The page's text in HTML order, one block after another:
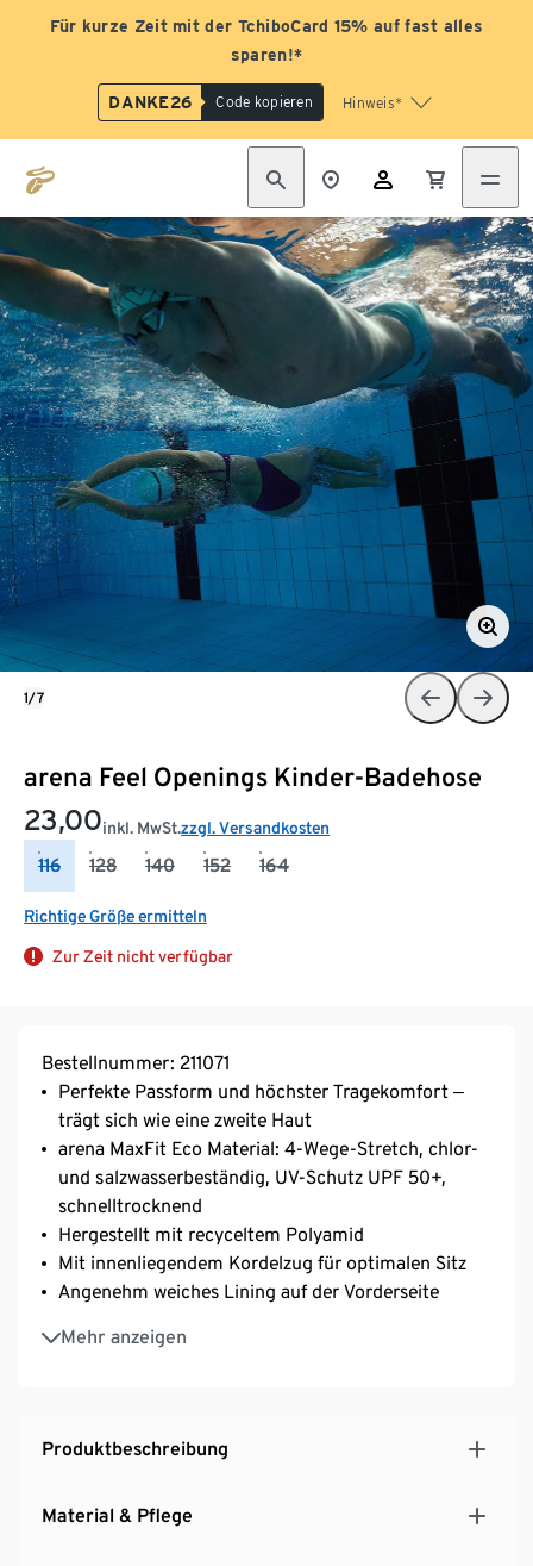
Für kurze Zeit mit der TchiboCard 15% auf fast alles
sparen!*
DANKE26 Code kopieren Hinweis*
arena Feel Openings Kinder-Badehose
23,00inkl. MwSt.zzgl. Versandkosten
116 128 140 152 164
Richtige Größe ermitteln
Zur Zeit nicht verfügbar
1/7
Bestellnummer: 211071
Perfekte Passform und höchster Tragekomfort ‒
trägt sich wie eine zweite Haut
arena MaxFit Eco Material: 4-Wege-Stretch, chlor-
und salzwasserbeständig, UV-Schutz UPF 50+,
schnelltrocknend
Hergestellt mit recyceltem Polyamid
Mit innenliegendem Kordelzug für optimalen Sitz
Angenehm weiches Lining auf der Vorderseite
Mehr anzeigen
Seitenlänge 22 cm
Das Hauptmaterial dieses Produkts hat die OEKO-
Art von Wasseraktivitäten im Schwimmbad, am
Strand und an anderen Orten
Produktbeschreibung
Material & Pflege